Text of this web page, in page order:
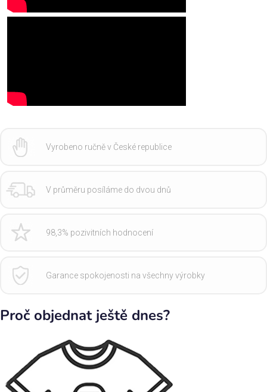
Vyrobeno ručně v České republice
V průměru posíláme do dvou dnů
98,3% pozivitních hodnocení
Garance spokojenosti na všechny výrobky
Proč objednat ještě dnes?